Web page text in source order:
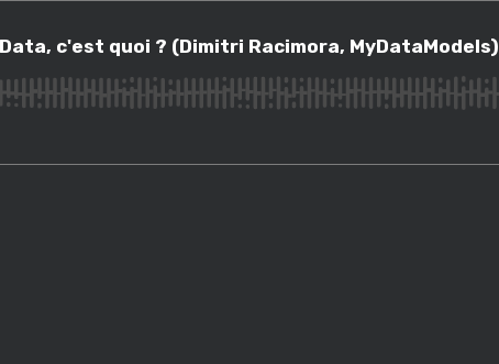
c'est quoi ? (Dimitri Racimora, MyDataModels)
c'est quoi ? (Dimitri Racimora, MyDataModels)